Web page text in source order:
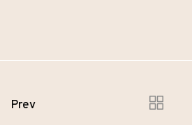
Prev